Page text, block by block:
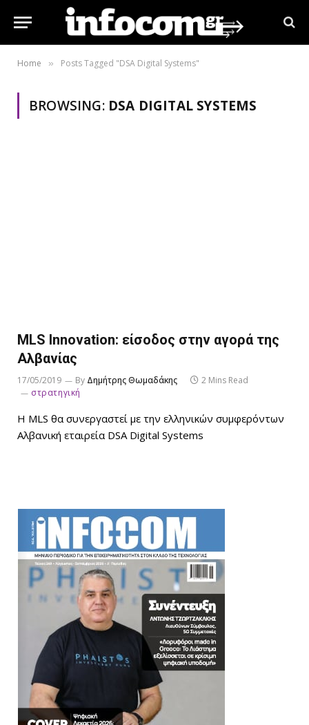
Home » Posts Tagged "DSA Digital Systems"
BROWSING: DSA DIGITAL SYSTEMS
MLS Innovation: είσοδος στην αγορά της
Αλβανίας
17/05/2019 By Δημήτρης Θωμαδάκης
2 Mins Read
στρατηγική
Η MLS θα συνεργαστεί με την ελληνικών συμφερόντων
Αλβανική εταιρεία DSA Digital Systems